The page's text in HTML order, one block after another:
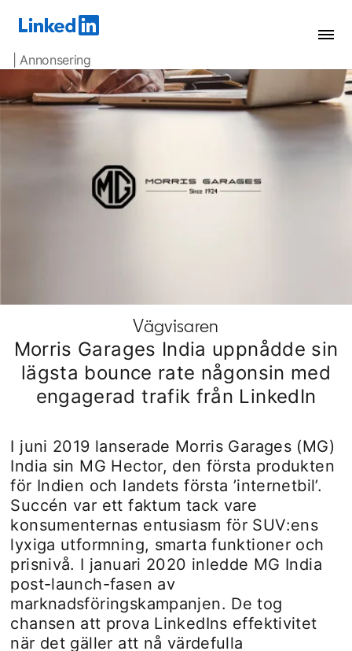
| Annonsering
Vägvisaren
Morris Garages India uppnådde sin
lägsta bounce rate någonsin med
engagerad trafik från LinkedIn
I juni 2019 lanserade Morris Garages (MG)
India sin MG Hector, den första produkten
för Indien och landets första ’internetbil’.
Succén var ett faktum tack vare
konsumenternas entusiasm för SUV:ens
lyxiga utformning, smarta funktioner och
prisnivå. I januari 2020 inledde MG India
post-launch-fasen av
marknadsföringskampanjen. De tog
chansen att prova LinkedIns effektivitet
när det gäller att nå värdefulla